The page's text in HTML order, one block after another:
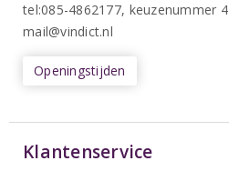
tel:085-4862177, keuzenummer 4
mail@vindict.nl
Openingstijden
Klantenservice